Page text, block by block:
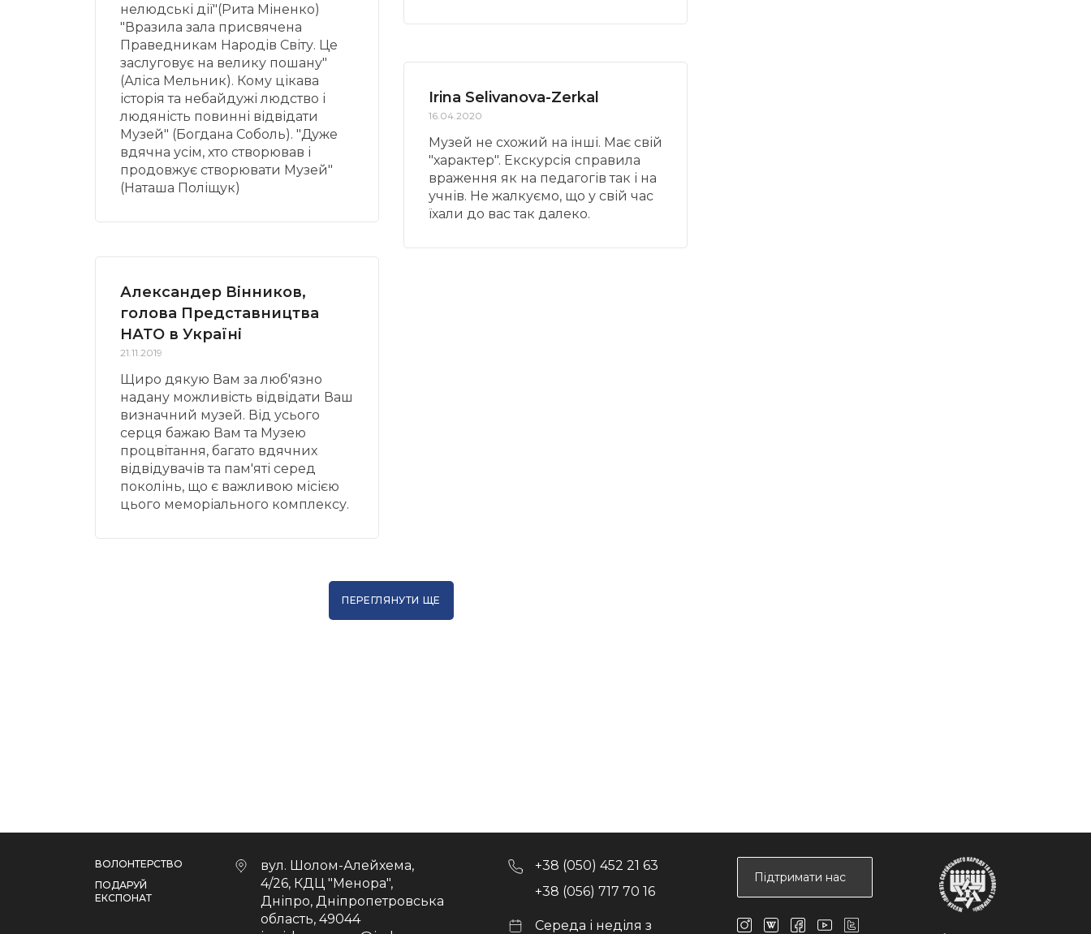
нелюдські дії"(Рита Міненко)
"Вразила зала присвячена
Праведникам Народів Світу. Це
заслуговує на велику пошану"
(Аліса Мельник). Кому цікава
історія та небайдужі людство і
людяність повинні відвідати
Музей" (Богдана Соболь). "Дуже
вдячна усім, хто створював і
продовжує створювати Музей"
(Наташа Поліщук)
Irina Selivanova-Zerkal
16.04.2020
Музей не схожий на інші. Має свій
"характер". Екскурсія справила
враження як на педагогів так і на
учнів. Не жалкуємо, що у свій час
їхали до вас так далеко.
Александер Вінников,
голова Представництва
НАТО в Україні
21.11.2019
Щиро дякую Вам за люб'язно
надану можливість відвідати Ваш
визначний музей. Від усього
серця бажаю Вам та Музею
процвітання, багато вдячних
відвідувачів та пам'яті серед
поколінь, що є важливою місією
цього меморіального комплексу.
ПЕРЕГЛЯНУТИ ЩЕ
ВОЛОНТЕРСТВО
ПОДАРУЙ
ЕКСПОНАТ
вул. Шолом-Алейхема,
4/26, КДЦ "Менора",
Дніпро, Дніпропетровська
область, 49044
+38 (050) 452 21 63
+38 (056) 717 70 16
Середа і неділя з
Підтримати нас